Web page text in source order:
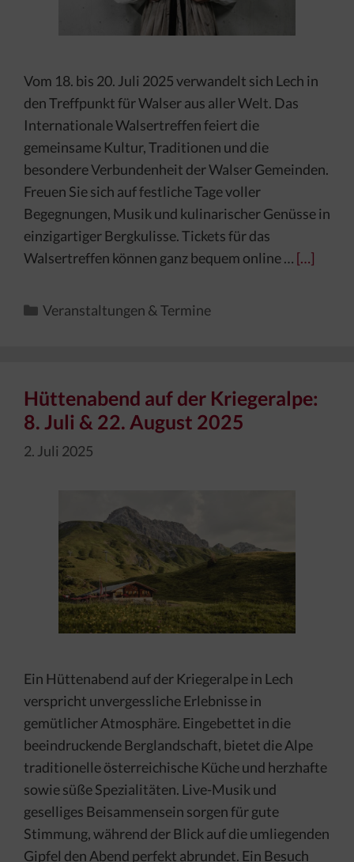
Vom 18. bis 20. Juli 2025 verwandelt sich Lech in
den Treffpunkt für Walser aus aller Welt. Das
Internationale Walsertreffen feiert die
gemeinsame Kultur, Traditionen und die
besondere Verbundenheit der Walser Gemeinden.
Freuen Sie sich auf festliche Tage voller
Begegnungen, Musik und kulinarischer Genüsse in
einzigartiger Bergkulisse. Tickets für das
Walsertreffen können ganz bequem online … […]
Kategorien
Veranstaltungen & Termine
Hüttenabend auf der Kriegeralpe:
8. Juli & 22. August 2025
2. Juli 2025
Ein Hüttenabend auf der Kriegeralpe in Lech
verspricht unvergessliche Erlebnisse in
gemütlicher Atmosphäre. Eingebettet in die
beeindruckende Berglandschaft, bietet die Alpe
traditionelle österreichische Küche und herzhafte
sowie süße Spezialitäten. Live-Musik und
geselliges Beisammensein sorgen für gute
Stimmung, während der Blick auf die umliegenden
Gipfel den Abend perfekt abrundet. Ein Besuch